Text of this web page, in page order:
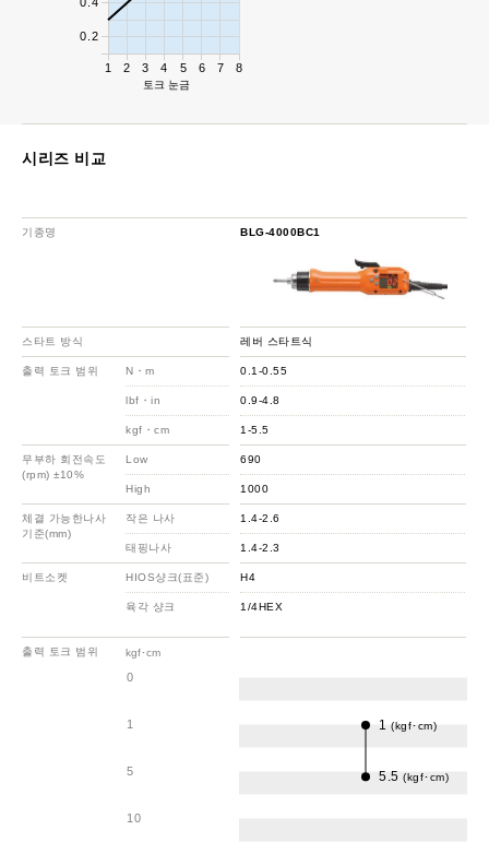
1 2 3 4 5 6 7 8
토크 눈금
0.2
시리즈 비교
기종명
스타트 방식
출력 토크 범위 N・m
lbf・in
kgf・cm
무부하 회전속도
(rpm) ±10%
Low
High
체결 가능한나사
기준(mm)
작은 나사
태핑나사
비트소켓 HIOS샹크(표준)
육각 샹크
출력 토크 범위
0
1
5
10
kgf･cm
BLG-4000BC1
레버 스타트식
0.1-0.55
0.9-4.8
1-5.5
690
1000
1.4-2.6
1.4-2.3
H4
1/4HEX
1 (kgf･cm)
5.5 (kgf･cm)